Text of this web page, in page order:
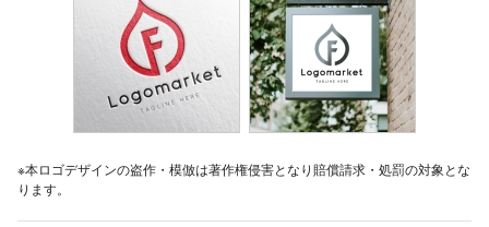
※本ロゴデザインの盗作・模倣は著作権侵害となり賠償請求・処罰の対象とな
ります。